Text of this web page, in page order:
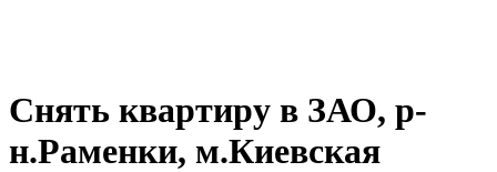
Снять квартиру в ЗАО, р-
н.Раменки, м.Киевская